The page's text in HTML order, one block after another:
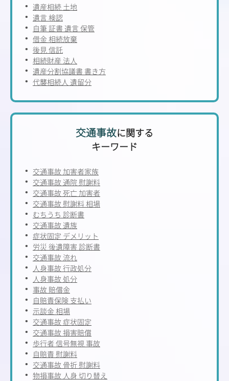
遺産相続 土地
遺言 検認
自筆 証書 遺言 保管
借金 相続放棄
後見 信託
相続財産 法人
遺産分割協議書 書き方
代襲相続人 遺留分
交通事故に関する
キーワード
交通事故 加害者家族
交通事故 通院 慰謝料
交通事故 死亡 加害者
交通事故 慰謝料 相場
むちうち 診断書
交通事故 遺族
症状固定 デメリット
労災 後遺障害 診断書
交通事故 流れ
人身事故 行政処分
人身事故 処分
事故 賠償金
自賠責保険 支払い
示談金 相場
交通事故 症状固定
交通事故 損害賠償
歩行者 信号無視 事故
自賠責 慰謝料
交通事故 骨折 慰謝料
物損事故 人身 切り替え